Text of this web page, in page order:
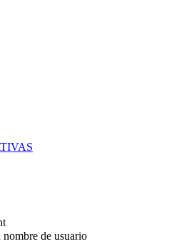
nombre de usuario